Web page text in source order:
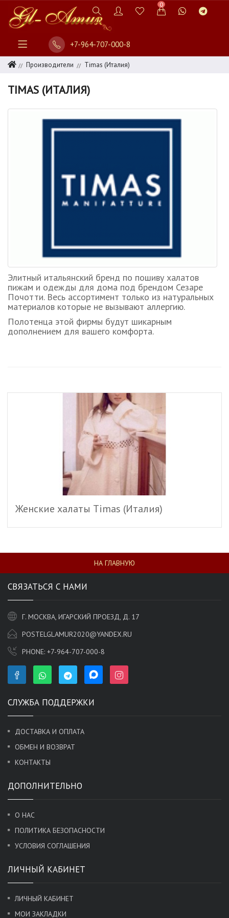
0
+7-964-707-000-8
Производители Timas (Италия)
TIMAS (ИТАЛИЯ)
Элитный итальянский бренд по пошиву халатов
пижам и одежды для дома под брендом Сезаре
Почотти. Весь ассортимент только из натуральных
материалов которые не вызывают аллергию.
Полотенца этой фирмы будут шикарным
дополнением для вашего комфорта.
Женские халаты Timas (Италия)
НА ГЛАВНУЮ
СВЯЗАТЬСЯ С НАМИ
Г. МОСКВА, ИГАРСКИЙ ПРОЕЗД, Д. 17
POSTELGLAMUR2020@YANDEX.RU
PHONE: +7-964-707-000-8
СЛУЖБА ПОДДЕРЖКИ
ДОСТАВКА И ОПЛАТА
ОБМЕН И ВОЗВРАТ
КОНТАКТЫ
ДОПОЛНИТЕЛЬНО
О НАС
ПОЛИТИКА БЕЗОПАСНОСТИ
УСЛОВИЯ СОГЛАШЕНИЯ
ЛИЧНЫЙ КАБИНЕТ
ЛИЧНЫЙ КАБИНЕТ
МОИ ЗАКЛАДКИ